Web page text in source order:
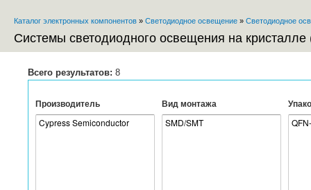
Вы здесь
Каталог электронных компонентов » Светодиодное освещение » Светодиодное
Системы светодиодного освещения на кристалле
Всего результатов: 8
Производитель Вид монтажа